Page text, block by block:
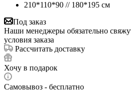
210*110*90 // 180*195 см
Под заказ
Наши менеджеры обязательно
условия заказа
Рассчитать доставку
Хочу в подарок
Самовывоз - бесплатно